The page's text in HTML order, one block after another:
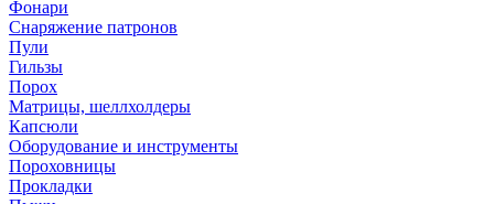
Фонари
Снаряжение патронов
Пули
Гильзы
Порох
Матрицы, шеллхолдеры
Капсюли
Оборудование и инструменты
Пороховницы
Прокладки